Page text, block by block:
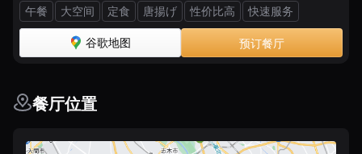
午餐
大空间 定食 唐揚げ 性价比高 快速服务
谷歌地图 预订餐厅
餐厅位置